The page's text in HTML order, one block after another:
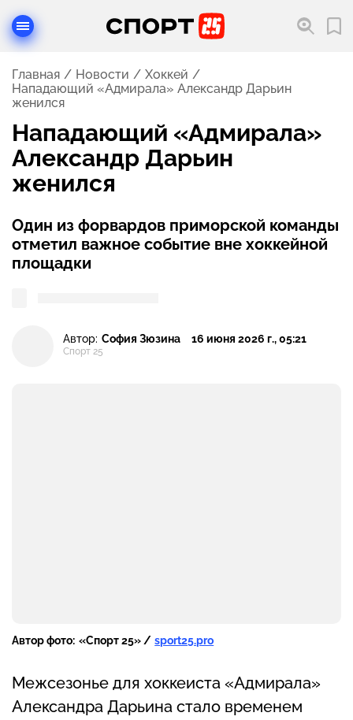
Главная Новости
Хоккей
Нападающий «Адмирала» Александр Дарьин
женился
Нападающий «Адмирала»
Александр Дарьин
женился
Один из форвардов приморской команды
отметил важное событие вне хоккейной
площадки
Автор: София Зюзина
Спорт 25
16 июня 2026 г., 05:21
Автор фото: «Спорт 25» / sport25.pro
Межсезонье для хоккеиста «Адмирала»
Александра Дарьина стало временем